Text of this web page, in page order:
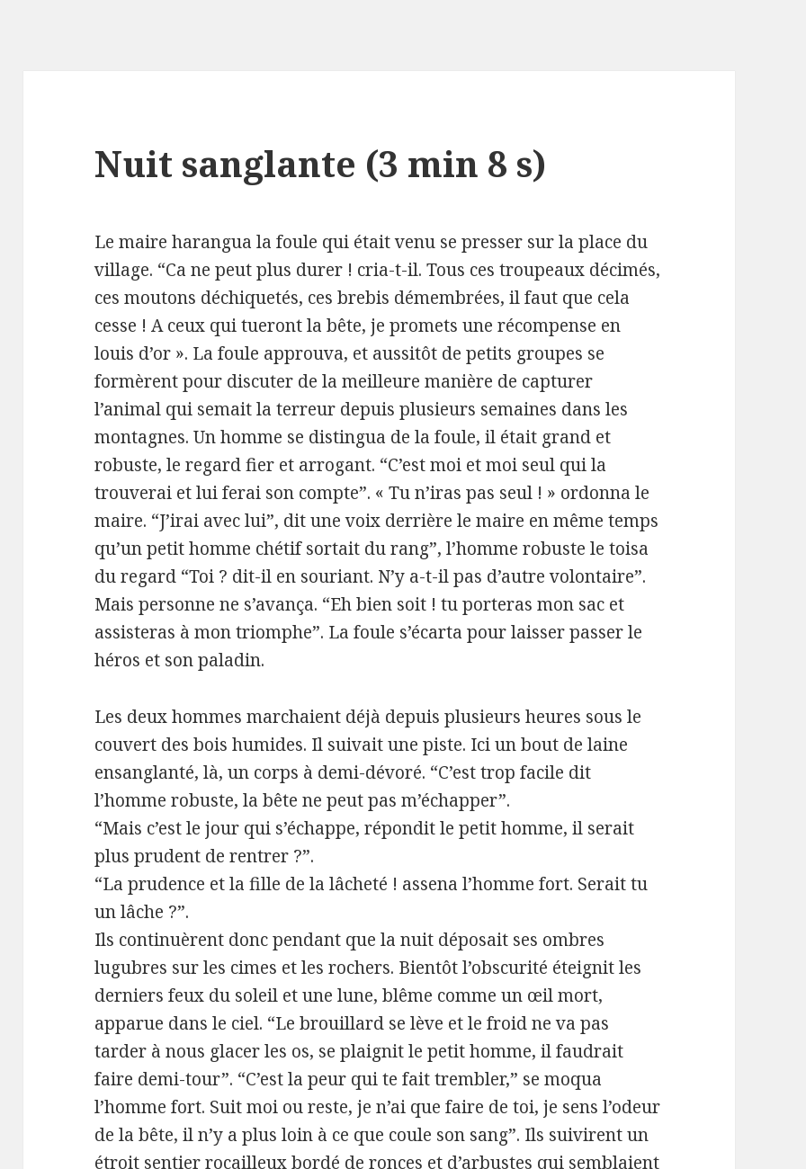
Nuit sanglante (3 min 8 s)
Le maire harangua la foule qui était venu se presser sur la place du
village. “Ca ne peut plus durer ! cria-t-il. Tous ces troupeaux décimés,
ces moutons déchiquetés, ces brebis démembrées, il faut que cela
cesse ! A ceux qui tueront la bête, je promets une récompense en
louis d’or ». La foule approuva, et aussitôt de petits groupes se
formèrent pour discuter de la meilleure manière de capturer
l’animal qui semait la terreur depuis plusieurs semaines dans les
montagnes. Un homme se distingua de la foule, il était grand et
robuste, le regard fier et arrogant. “C’est moi et moi seul qui la
trouverai et lui ferai son compte”. « Tu n’iras pas seul ! » ordonna le
maire. “J’irai avec lui”, dit une voix derrière le maire en même temps
qu’un petit homme chétif sortait du rang”, l’homme robuste le toisa
du regard “Toi ? dit-il en souriant. N’y a-t-il pas d’autre volontaire”.
Mais personne ne s’avança. “Eh bien soit ! tu porteras mon sac et
assisteras à mon triomphe”. La foule s’écarta pour laisser passer le
héros et son paladin.
Les deux hommes marchaient déjà depuis plusieurs heures sous le
couvert des bois humides. Il suivait une piste. Ici un bout de laine
ensanglanté, là, un corps à demi-dévoré. “C’est trop facile dit
l’homme robuste, la bête ne peut pas m’échapper”.
“Mais c’est le jour qui s’échappe, répondit le petit homme, il serait
plus prudent de rentrer ?”.
“La prudence et la fille de la lâcheté ! assena l’homme fort. Serait tu
un lâche ?”.
Ils continuèrent donc pendant que la nuit déposait ses ombres
lugubres sur les cimes et les rochers. Bientôt l’obscurité éteignit les
derniers feux du soleil et une lune, blême comme un œil mort,
apparue dans le ciel. “Le brouillard se lève et le froid ne va pas
tarder à nous glacer les os, se plaignit le petit homme, il faudrait
faire demi-tour”. “C’est la peur qui te fait trembler,” se moqua
l’homme fort. Suit moi ou reste, je n’ai que faire de toi, je sens l’odeur
de la bête, il n’y a plus loin à ce que coule son sang”. Ils suivirent un
étroit sentier rocailleux bordé de ronces et d’arbustes qui semblaient